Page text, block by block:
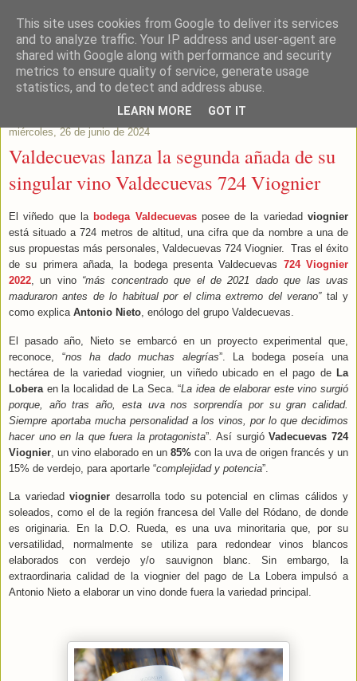
Este Vino Me Gusta
Vinos y más cosas
miércoles, 26 de junio de 2024
Valdecuevas lanza la segunda añada de su
singular vino Valdecuevas 724 Viognier
El viñedo que la bodega Valdecuevasposee de la variedadviognier
está situado a 724 metros de altitud, una cifra que da nombre a una de
sus propuestas más personales, Valdecuevas 724 Viognier. Tras el éxito
de su primera añada, la bodega presenta Valdecuevas 724 Viognier
2022 , un vino “más concentrado que el de 2021 dado que las uvas
maduraron antes de lo habitual por el clima extremo del verano” tal y
como explica Antonio Nieto , enólogo del grupo Valdecuevas.
El pasado año, Nieto se embarcó en un proyecto experimental que,
reconoce, “nos ha dado muchas alegrías”. La bodega poseía una
hectárea de la variedad viognier, un viñedo ubicado en el pago de La
Lobera en la localidad de La Seca. “La idea de elaborar este vino surgió
porque, año tras año, esta uva nos sorprendía por su gran calidad.
Siempre aportaba mucha personalidad a los vinos, por lo que decidimos
hacer uno en la que fuera la protagonista”. Así surgióVadecuevas 724
Viognier , un vino elaborado en un 85% con la uva de origen francés y un
15% de verdejo, para aportarle “complejidad y potencia”.
La variedad viognier desarrolla todo su potencial en climas cálidos y
soleados, como el de la región francesa del Valle del Ródano, de donde
es originaria. En la D.O. Rueda, es una uva minoritaria que, por su
versatilidad, normalmente se utiliza para redondear vinos blancos
elaborados con verdejo y/o sauvignon blanc. Sin embargo, la
extraordinaria calidad de la viognier del pago de La Lobera impulsó a
Antonio Nieto a elaborar un vino donde fuera la variedad principal.
This site uses cookies from Google to deliver its services
and to analyze traffic. Your IP address and user-agent are
shared with Google along with performance and security
metrics to ensure quality of service, generate usage
statistics, and to detect and address abuse.
LEARN MORE GOT IT